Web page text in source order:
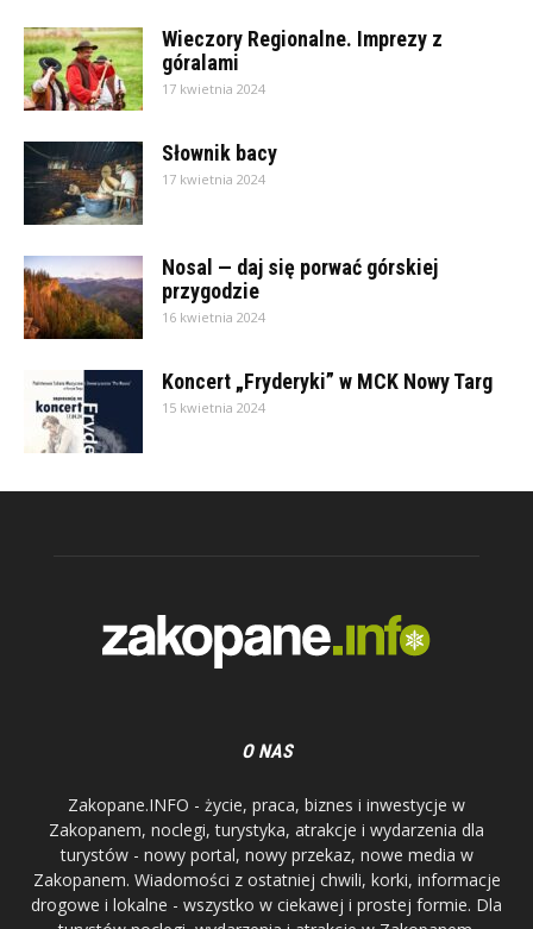
Wieczory Regionalne. Imprezy z
góralami
17 kwietnia 2024
Słownik bacy
17 kwietnia 2024
Nosal — daj się porwać górskiej
przygodzie
16 kwietnia 2024
Koncert „Fryderyki” w MCK Nowy Targ
15 kwietnia 2024
O NAS
Zakopane.INFO - życie, praca, biznes i inwestycje w
Zakopanem, noclegi, turystyka, atrakcje i wydarzenia dla
turystów - nowy portal, nowy przekaz, nowe media w
Zakopanem. Wiadomości z ostatniej chwili, korki, informacje
drogowe i lokalne - wszystko w ciekawej i prostej formie. Dla